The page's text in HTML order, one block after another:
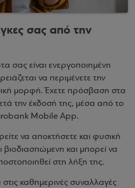
σας από την
σας είναι ενεργοποιημένη
να περιμένετε την
μορφή. Έχετε πρόσβαση στα
την έκδοσή της, μέσα από το
Mobile App.
να αποκτήσετε και φυσική
βιοδιασπώμενη και μπορεί να
στη λήξη της.
στις καθημερινές συναλλαγές